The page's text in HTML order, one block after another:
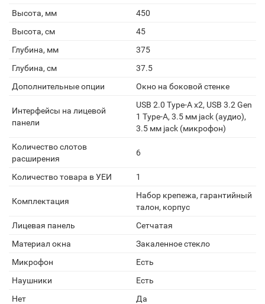
Высота, мм
450
Высота, см
45
Глубина, мм
375
Глубина, см
37.5
Дополнительные опции
Окно на боковой стенке
Интерфейсы на лицевой
панели
USB 2.0 Type-A х2, USB 3.2 Gen
1 Type-A, 3.5 мм jack (аудио),
3.5 мм jack (микрофон)
Количество слотов
расширения
6
Количество товара в УЕИ 1
Комплектация
Набор крепежа, гарантийный
талон, корпус
Лицевая панель
Сетчатая
Материал окна
Закаленное стекло
Микрофон
Есть
Наушники
Есть
Нет
Да